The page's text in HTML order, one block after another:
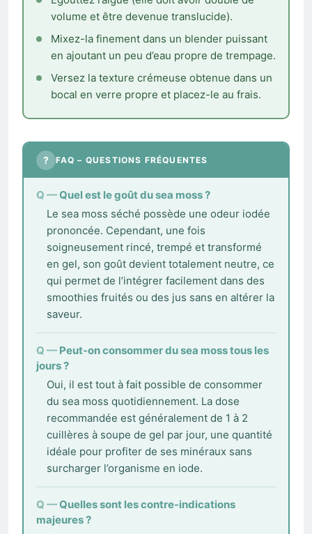
volume et être devenue translucide).
Mixez-la finement dans un blender puissant
en ajoutant un peu d’eau propre de trempage.
Versez la texture crémeuse obtenue dans un
bocal en verre propre et placez-le au frais.
? FAQ – QUESTIONS FRÉQUENTES
Quel est le goût du sea moss ?
Le sea moss séché possède une odeur iodée
prononcée. Cependant, une fois
soigneusement rincé, trempé et transformé
en gel, son goût devient totalement neutre, ce
qui permet de l’intégrer facilement dans des
smoothies fruités ou des jus sans en altérer la
saveur.
Peut-on consommer du sea moss tous les
jours ?
Oui, il est tout à fait possible de consommer
du sea moss quotidiennement. La dose
recommandée est généralement de 1 à 2
cuillères à soupe de gel par jour, une quantité
idéale pour profiter de ses minéraux sans
surcharger l’organisme en iode.
Quelles sont les contre-indications
majeures ?